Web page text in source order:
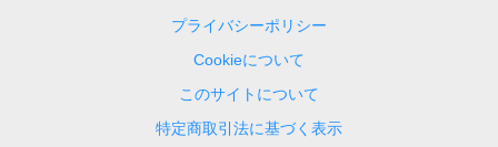
プライバシーポリシー
Cookieについて
このサイトについて
特定商取引法に基づく表示